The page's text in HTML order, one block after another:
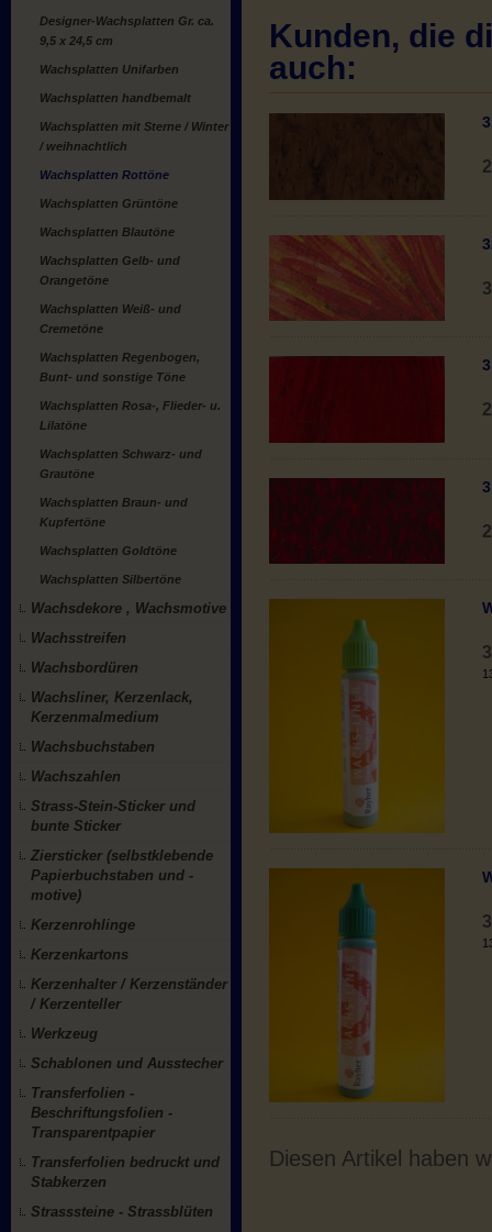
Designer-Wachsplatten Gr. ca.
9,5 x 24,5 cm
Wachsplatten Unifarben
Wachsplatten handbemalt
Wachsplatten mit Sterne / Winter
/ weihnachtlich
Wachsplatten Rottöne
Wachsplatten Grüntöne
Wachsplatten Blautöne
Wachsplatten Gelb- und
Orangetöne
Wachsplatten Weiß- und
Cremetöne
Wachsplatten Regenbogen,
Bunt- und sonstige Töne
Wachsplatten Rosa-, Flieder- u.
Lilatöne
Wachsplatten Schwarz- und
Grautöne
Wachsplatten Braun- und
Kupfertöne
Wachsplatten Goldtöne
Wachsplatten Silbertöne
Wachsdekore , Wachsmotive
Wachsstreifen
Wachsbordüren
Wachsliner, Kerzenlack,
Kerzenmalmedium
Wachsbuchstaben
Wachszahlen
Strass-Stein-Sticker und
bunte Sticker
Ziersticker (selbstklebende
Papierbuchstaben und -
motive)
Kerzenrohlinge
Kerzenkartons
Kerzenhalter / Kerzenständer
/ Kerzenteller
Werkzeug
Schablonen und Ausstecher
Transferfolien -
Beschriftungsfolien -
Transparentpapier
Transferfolien bedruckt und
Stabkerzen
Strasssteine - Strassblüten
Kunden, die
auch:
Diesen Artikel haben